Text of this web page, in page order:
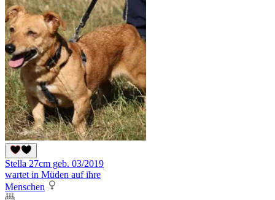
Stella 27cm geb. 03/2019
wartet in Müden auf ihre
Menschen